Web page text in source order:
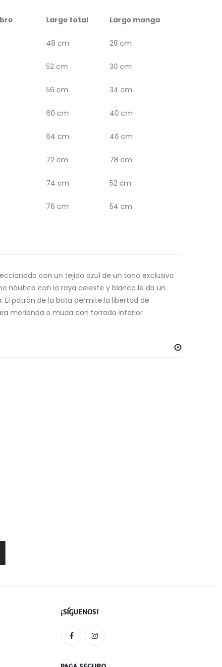
Largo total Largo manga
48 cm 28 cm
52 cm 30 cm
56 cm 34 cm
60 cm 40 cm
64 cm 46 cm
72 cm 78 cm
74 cm 52 cm
76 cm 54 cm
con un tejido azul de un tono exclusivo
náutico con la raya celeste y blanco le da un
patrón de la bata permite la libertad de
merienda o muda con forrado interior
¡SÍGUENOS!